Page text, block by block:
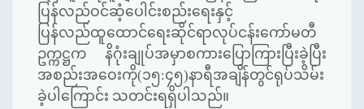
ပြန်လည်ဝင်ဆံ့ပေါင်းစည်းရေးနှင့်
ပြန်လည်ထူထောင်ရေးဆိုင်ရာလုပ်ငန်းကော်မတီ
ဥက္ကဋ္ဌက နိဂုံးချုပ်အမှာစကားပြောကြားပြီးခဲ့ပြီး
အစည်းအဝေးကို(၁၅:၄၅)နာရီအချိန်တွင်ရုပ်သိမ်း
ခဲ့ပါကြောင်း သတင်းရရှိပါသည်။